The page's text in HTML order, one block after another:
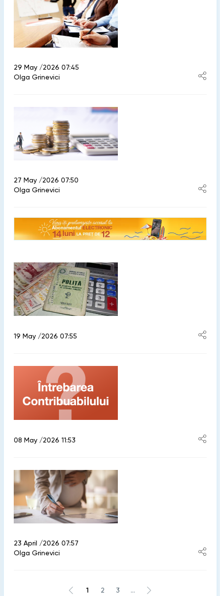
29 May /2026 07:45
Olga Grinevici
27 May /2026 07:50
Olga Grinevici
19 May /2026 07:55
08 May /2026 11:53
23 April /2026 07:57
Olga Grinevici
1 2 3 ...